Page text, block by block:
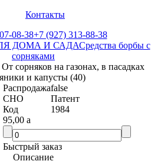
Контакты
08-38+7 (927) 313-88-38
ДОМА И САДАСредства борбы с
сорняками
сорняков на газонах, в пасадках
и капусты (40)
Распродажаfalse
СНО
Патент
Код
1984
95,00a
Быстрый заказ
Описание